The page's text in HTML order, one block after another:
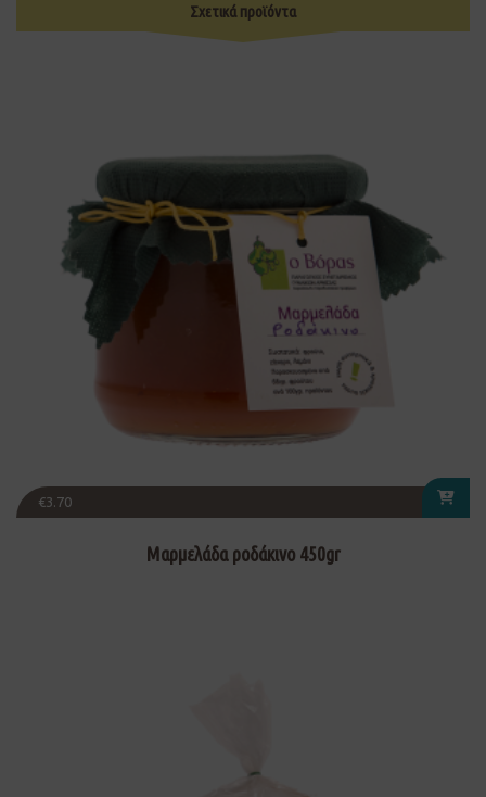
Σχετικά προϊόντα
€3.70
Μαρμελάδα ροδάκινο 450gr